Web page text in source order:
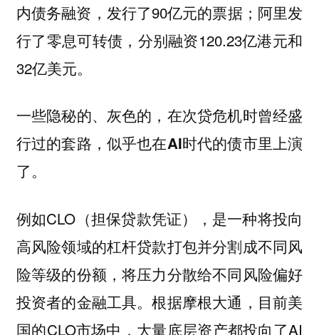
内债务融资，发行了90亿元的票据；阿里发
行了零息可转债，分别融资120.23亿港元和
32亿美元。
一些隐秘的、灰色的，在次贷危机时曾经盛
行过的套路，似乎也在AI时代的债市里上演
了。
例如CLO（担保贷款凭证），是一种将投向
高风险领域的杠杆贷款打包并分割成不同风
险等级的份额，将压力分散给不同风险偏好
投资者的金融工具。根据摩根大通，目前美
国的CLO市场中，大量底层资产都投向了AI